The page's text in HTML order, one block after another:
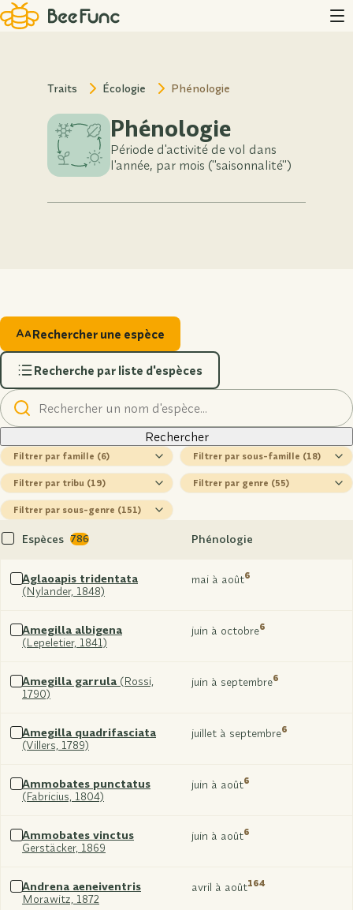
Traits Écologie Phénologie
Phénologie
Période d'activité de vol dans
l'année, par mois ("saisonnalité")
Rechercher une espèce
Recherche par liste d'espèces
Rechercher
un
nom
Rechercher
famille
sous-
famille
tribu
genre
sous-
genre
Espèces 786 Phénologie
Sélectionner
Aglaoapis tridentata
(Nylander, 1848)
mai à août6
Sélectionner
Amegilla albigena
(Lepeletier, 1841)
juin à octobre6
Sélectionner
Amegilla garrula (Rossi,
1790)
juin à septembre6
Sélectionner
Amegilla quadrifasciata
(Villers, 1789)
juillet à septembre6
Sélectionner
Ammobates punctatus
(Fabricius, 1804)
juin à août6
Sélectionner
Ammobates vinctus
Gerstäcker, 1869
juin à août6
Sélectionner
Andrena aeneiventris
Morawitz, 1872
avril à août164